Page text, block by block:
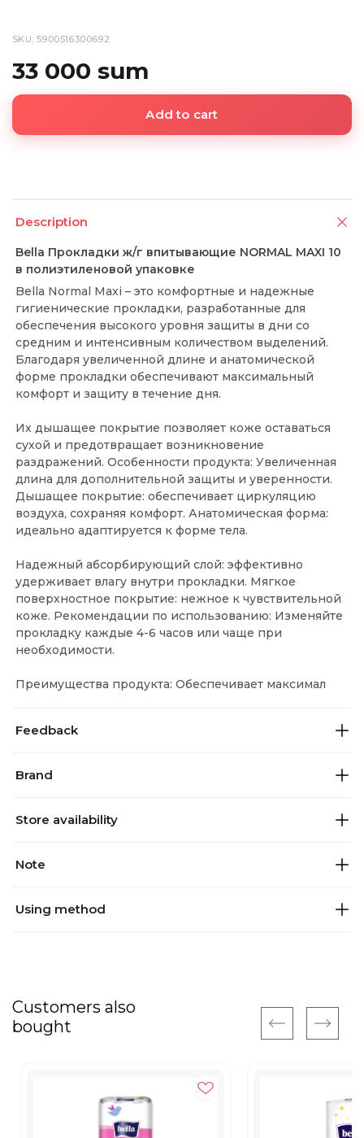
SKU: 5900516300692
33 000 sum
Add to cart
Description
Bella Прокладки ж/г впитывающие NORMAL MAXI 10
в полиэтиленовой упаковке
Bella Normal Maxi – это комфортные и надежные
гигиенические прокладки, разработанные для
обеспечения высокого уровня защиты в дни со
средним и интенсивным количеством выделений.
Благодаря увеличенной длине и анатомической
форме прокладки обеспечивают максимальный
комфорт и защиту в течение дня.
Их дышащее покрытие позволяет коже оставаться
сухой и предотвращает возникновение
раздражений. Особенности продукта: Увеличенная
длина для дополнительной защиты и уверенности.
Дышащее покрытие: обеспечивает циркуляцию
воздуха, сохраняя комфорт. Анатомическая форма:
идеально адаптируется к форме тела.
Надежный абсорбирующий слой: эффективно
удерживает влагу внутри прокладки. Мягкое
поверхностное покрытие: нежное к чувствительной
коже. Рекомендации по использованию: Изменяйте
прокладку каждые 4-6 часов или чаще при
необходимости.
Преимущества продукта: Обеспечивает максимал
Feedback
Brand
Store availability
Note
Using method
Customers also
bought